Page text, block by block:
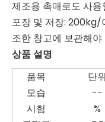
제조용 촉매로도 사용
포장 및 저장: 200kg/
조한 창고에 보관해야
상품 설명
품목
단위
모습
--
시험
%